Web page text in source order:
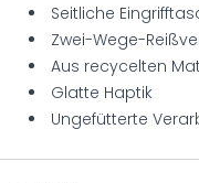
Seitliche
Zwei-Wege-
Aus recycelten
Glatte Haptik
Ungefütterte